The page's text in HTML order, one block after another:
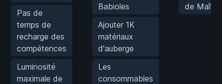
Pas de
temps de
recharge des
compétences
Luminosité
maximale de
Babioles
Ajouter 1K
matériaux
d'auberge
Les
consommables
de